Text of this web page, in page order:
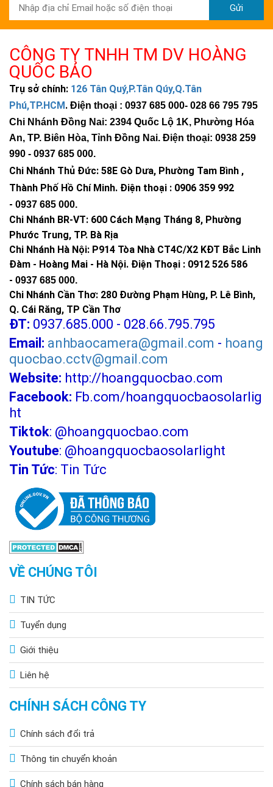
Gửi
CÔNG TY TNHH TM DV HOÀNG
QUỐC BẢO
Trụ sở chính: 126 Tân Quý,P.Tân Qúy,Q.Tân
Phú,TP.HCM . Điện thoại : 0937 685 000- 028 66 795 795
Chi Nhánh Đồng Nai: 2394 Quốc Lộ 1K, Phường Hóa
An, TP. Biên Hòa, Tỉnh Đồng Nai. Điện thoại: 0938 259
990 - 0937 685 000.
Chi Nhánh Thủ Đức: 58E Gò Dưa, Phường Tam Bình ,
Thành Phố Hồ Chí Minh. Điện thoại : 0906 359 992
- 0937 685 000.
Chi Nhánh BR-VT: 600 Cách Mạng Tháng 8, Phường
Phước Trung, TP. Bà Rịa
Chi Nhánh Hà Nội: P914 Tòa Nhà CT4C/X2 KĐT Bắc Linh
Đàm - Hoàng Mai - Hà Nội. Điện Thoại : 0912 526 586
- 0937 685 000.
Chi Nhánh Cần Thơ: 280 Đường Phạm Hùng, P. Lê Bình,
Q. Cái Răng, TP Cần Thơ
ĐT: 0937.685.000 - 028.66.795.795
Email: anhbaocamera@gmail.com - hoang
quocbao.cctv@gmail.com
Website: http://hoangquocbao.com
Facebook: Fb.com/hoangquocbaosolarlig
ht
Tiktok: @hoangquocbao.com
Youtube: @hoangquocbaosolarlight
Tin Tức: Tin Tức
VỀ CHÚNG TÔI
TIN TỨC
Tuyển dụng
Giới thiệu
Liên hệ
CHÍNH SÁCH CÔNG TY
Chính sách đổi trả
Thông tin chuyển khoản
Chính sách bán hàng